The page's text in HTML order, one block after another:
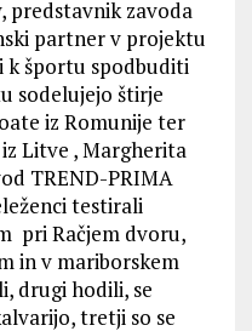
predstavnik zavoda
partner v projektu
k športu spodbuditi
sodelujejo štirje
iz Romunije ter
Litve , Margherita
TREND-PRIMA
testirali
pri Račjem dvoru,
in v mariborskem
drugi hodili, se
tretji so se